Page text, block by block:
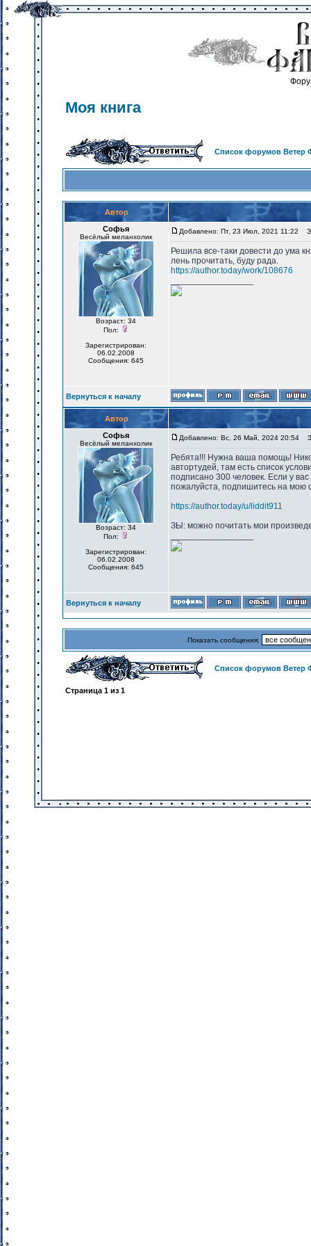
Моя книга
Список форумов Ветер
Автор
Софья
Весёлый меланхолик
Возраст: 34
Пол:
Зарегистрирован:
06.02.2008
Сообщения: 645
Добавлено: Пт, 23 Июл, 2021 11:22
Решила все-таки довести до ума
лень прочитать, буду рада.
https://author.today/work/108676
Вернуться к началу
Автор
Софья
Весёлый меланхолик
Возраст: 34
Пол:
Зарегистрирован:
06.02.2008
Сообщения: 645
Добавлено: Вс, 26 Май, 2024 20:54
Ребята!!! Нужна ваша помощь!
автортудей, там есть список
подписано 300 человек. Если у
пожалуйста, подпишитесь на мою
https://author.today/u/liddit911
ЗЫ: можно почитать мои
Вернуться к началу
Показать сообщения:
Список форумов Ветер
Страница 1 из 1